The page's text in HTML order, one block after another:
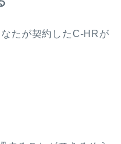
たが契約したC-HRが